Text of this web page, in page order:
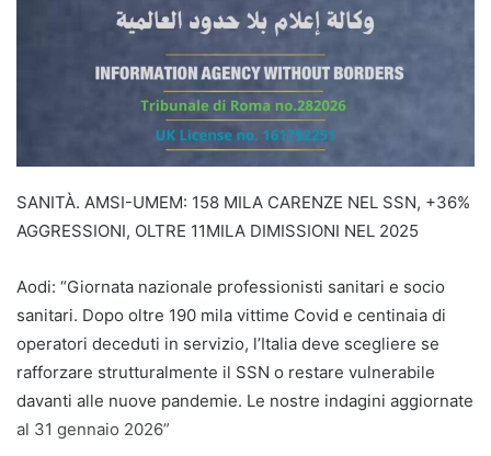
SANITÀ. AMSI-UMEM: 158 MILA CARENZE NEL SSN, +36%
AGGRESSIONI, OLTRE 11MILA DIMISSIONI NEL 2025
Aodi: “Giornata nazionale professionisti sanitari e socio
sanitari. Dopo oltre 190 mila vittime Covid e centinaia di
operatori deceduti in servizio, l’Italia deve scegliere se
rafforzare strutturalmente il SSN o restare vulnerabile
davanti alle nuove pandemie. Le nostre indagini aggiornate
al 31 gennaio 2026”